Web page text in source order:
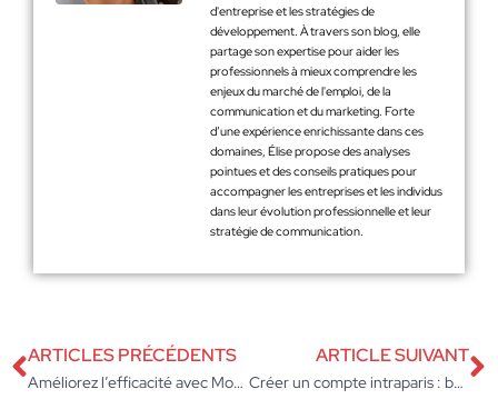
d'entreprise et les stratégies de
développement. À travers son blog, elle
partage son expertise pour aider les
professionnels à mieux comprendre les
enjeux du marché de l'emploi, de la
communication et du marketing. Forte
d’une expérience enrichissante dans ces
domaines, Élise propose des analyses
pointues et des conseils pratiques pour
accompagner les entreprises et les individus
dans leur évolution professionnelle et leur
stratégie de communication.
ARTICLES PRÉCÉDENTS
Améliorez l’efficacité avec Mon Intraparis : astuce incontournable pour les agents Paris
ARTICLE SUIVANT
Créer un compte intraparis : boostez l’efficacité de votre entreprise